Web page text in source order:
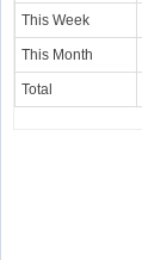
This Week
This Month
Total